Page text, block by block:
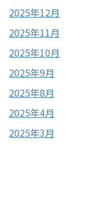
2025年12月
2025年11月
2025年10月
2025年9月
2025年8月
2025年4月
2025年3月